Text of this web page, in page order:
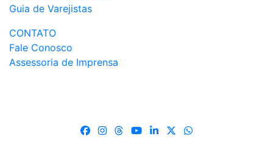
Guia de Varejistas
CONTATO
Fale Conosco
Assessoria de Imprensa